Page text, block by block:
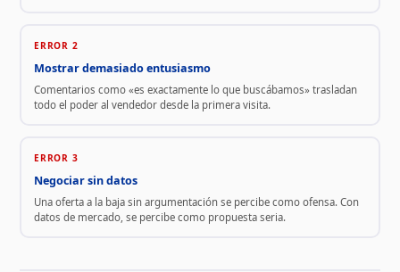
ERROR 2
Mostrar demasiado entusiasmo
Comentarios como «es exactamente lo que buscábamos» trasladan
todo el poder al vendedor desde la primera visita.
ERROR 3
Negociar sin datos
Una oferta a la baja sin argumentación se percibe como ofensa. Con
datos de mercado, se percibe como propuesta seria.